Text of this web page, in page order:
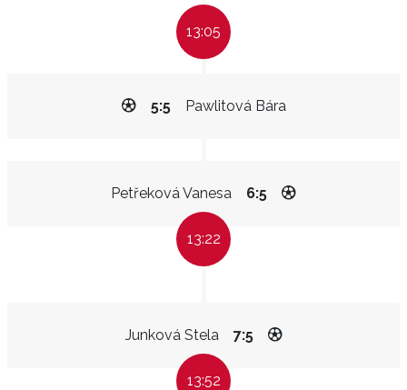
13:05
Pawlitová Bára
5:5
Petřeková Vanesa 6:5
13:22
Junková Stela 7:5
13:52